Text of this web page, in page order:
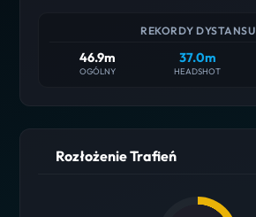
REKORDY DYSTANSU
46.9m
OGÓLNY
37.0m
HEADSHOT
Rozłożenie Trafień